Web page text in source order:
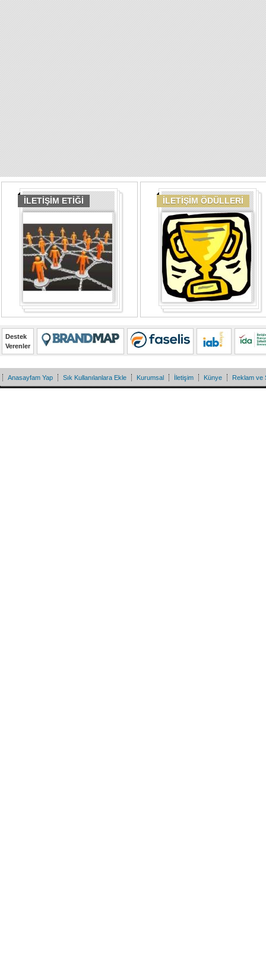
İLETİŞİM ETİĞİ İLETİŞİM ÖDÜLLERİ
Destek
Verenler
Anasayfam Yap Sık Kullanılanlara Ekle Kurumsal İletişim Künye Reklam ve